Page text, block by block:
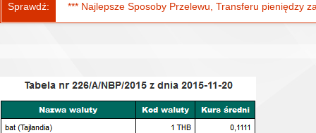
Sprawdź: *** Najlepsze Sposoby Przelewu, Transferu pieniędzy